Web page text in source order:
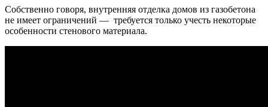
Собственно говоря, внутренняя отделка домов из газобетона
не имеет ограничений — требуется только учесть некоторые
особенности стенового материала.